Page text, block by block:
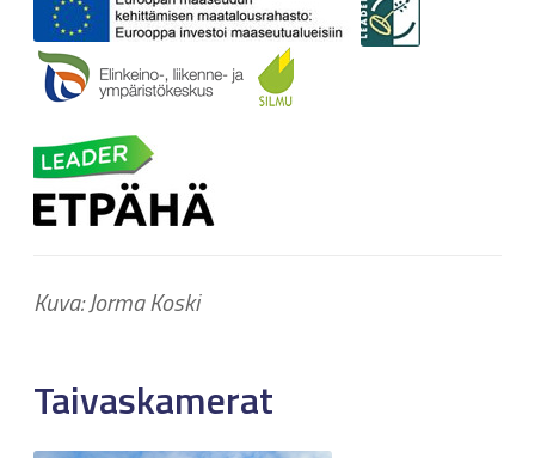
Kuva: Jorma Koski
Taivaskamerat